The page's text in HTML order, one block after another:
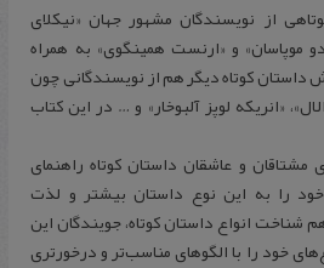
از نویسندگان مشهور جهان «نیکلای
دو موپاسان» و «ارنست همینگوی» به همراه
کوتاه دیگر هم از نویسندگانی چون
«انریکه لوپز آلبوخار» و … در این کتاب
و عاشقان داستان کوتاه راهنمای
را به این نوع داستان بیشتر و لذت
انواع داستان کوتاه، جویندگان این
خود را با الگوهای مناسب‌تر و درخورتری